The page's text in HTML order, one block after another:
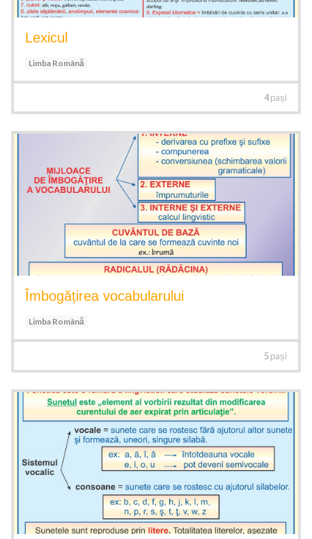
Lexicul
Limba Română
4pași
Îmbogățirea vocabularului
Limba Română
5pași